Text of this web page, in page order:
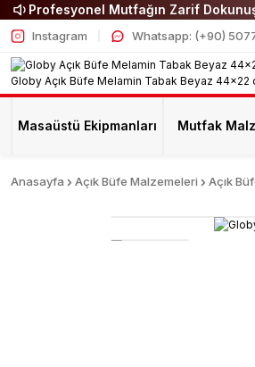
Profesyonel Mutfağın Zarif
Instagram Whatsapp: (+90)
Masaüstü Ekipmanları Mutfak
Anasayfa Açık Büfe Malzemeleri Açık